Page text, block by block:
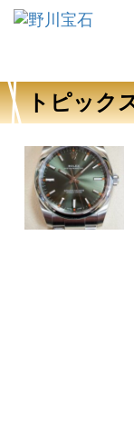
トピック